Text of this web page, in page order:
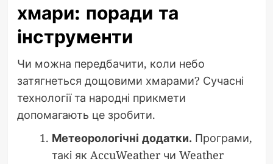
хмари: поради та
інструменти
Чи можна передбачити, коли небо
затягнеться дощовими хмарами? Сучасні
технології та народні прикмети
допомагають це зробити.
Метеорологічні додатки. Програми,
такі як AccuWeather чи Weather